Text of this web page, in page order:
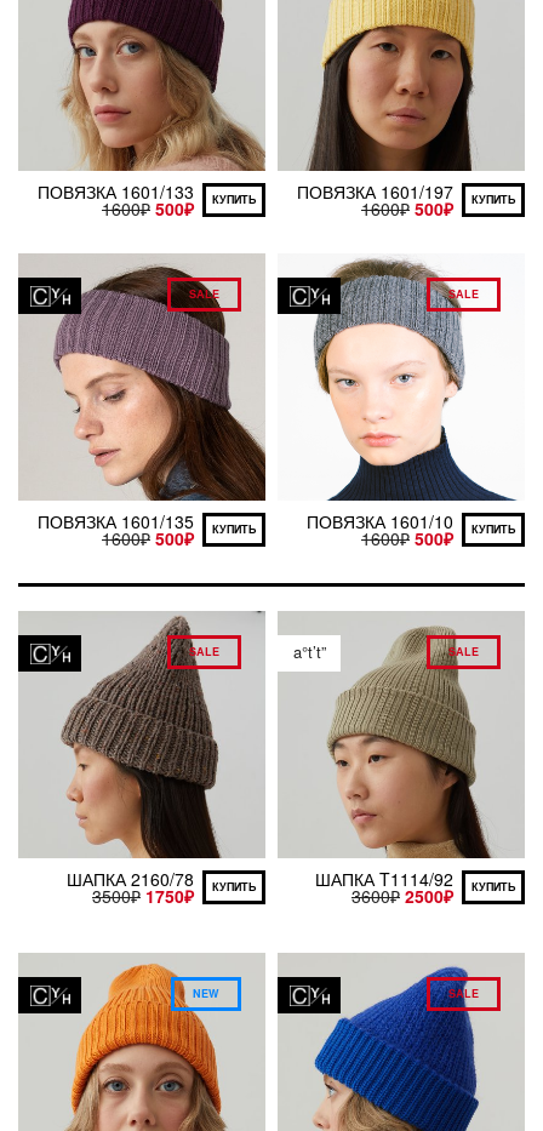
ПОВЯЗКА 1601/133
1600₽ 500₽ КУПИТЬ ПОВЯЗКА 1601/197
1600₽ 500₽ КУПИТЬ
SALE
ПОВЯЗКА 1601/135
1600₽ 500₽ КУПИТЬ
SALE
ПОВЯЗКА 1601/10
1600₽ 500₽ КУПИТЬ
SALE
ШАПКА 2160/78
3500₽ 1750₽ КУПИТЬ
a°t’t” SALE
ШАПКА T1114/92
3600₽ 2500₽ КУПИТЬ
NEW SALE